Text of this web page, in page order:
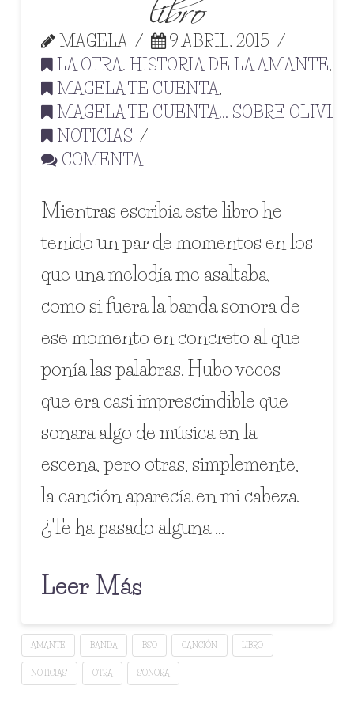
MAGELA
9 ABRIL, 2015
LA OTRA. HISTORIA DE LA AMANTE,
MAGELA TE CUENTA,
MAGELA TE CUENTA... SOBRE OLIVIA
NOTICIAS
COMENTA
Mientras escribía este libro he
tenido un par de momentos en los
que una melodía me asaltaba,
como si fuera la banda sonora de
ese momento en concreto al que
ponía las palabras. Hubo veces
que era casi imprescindible que
sonara algo de música en la
escena, pero otras, simplemente,
la canción aparecía en mi cabeza.
¿Te ha pasado alguna …
Leer Más
AMANTE BANDA BSO CANCIÓN LIBRO
NOTICIAS OTRA SONORA